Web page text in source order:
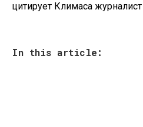
цитирует Климаса
In this article: